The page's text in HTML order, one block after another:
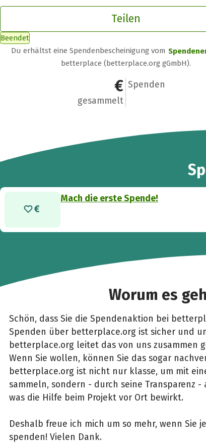
Teilen
Beendet
Du erhältst eine Spendenbescheinigung vom
betterplace (betterplace.org gGmbH).
0 €
gesammelt
0
Spenden
Mach die erste Spende!
Worum es
Schön, dass Sie die Spendenaktion bei
Spenden über betterplace.org ist sicher und
betterplace.org leitet das von uns zusammen
Wenn Sie wollen, können Sie das sogar
betterplace.org ist nicht nur klasse, um mit
sammeln, sondern - durch seine Transparenz
was die Hilfe beim Projekt vor Ort bewirkt.
Deshalb freue ich mich um so mehr, wenn Sie
spenden! Vielen Dank.